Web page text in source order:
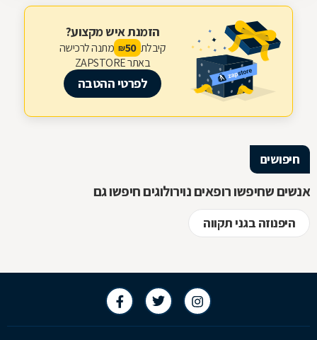
הזמנת איש מקצוע?
קיבלת 50
₪ מתנה לרכישה
באתר ZAPSTORE
לפרטי ההטבה
חיפושים
אנשים שחיפשו רופאים נוירולוגים חיפשו גם
היפנוזה בגני תקווה